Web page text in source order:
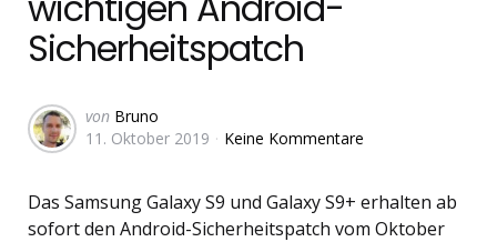
Sicherheitspatch
Geschrieben
von
von Bruno
11. Oktober 2019
Keine Kommentare
Das Samsung Galaxy S9 und Galaxy S9+ erhalten ab
sofort den Android-Sicherheitspatch vom Oktober